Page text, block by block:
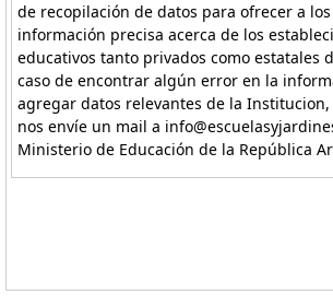
de recopilación de datos para ofrecer a
información precisa acerca de los
educativos tanto privados como estatales
caso de encontrar algún error en la
agregar datos relevantes de la
nos envíe un mail a
Ministerio de Educación de la República